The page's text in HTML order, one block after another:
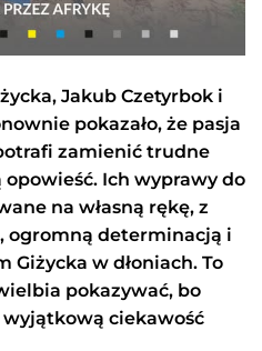
Jakub Czetyrbok i
pokazało, że pasja
zamienić trudne
Ich wyprawy do
na własną rękę, z
determinacją i
Giżycka w dłoniach. To
pokazywać, bo
ciekawość